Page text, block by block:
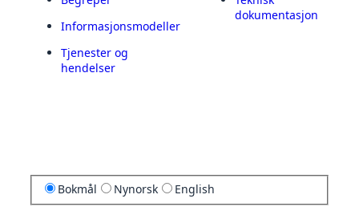
Informasjonsmodeller
Tjenester og
hendelser
dokumentasjon
Bokmål Nynorsk English